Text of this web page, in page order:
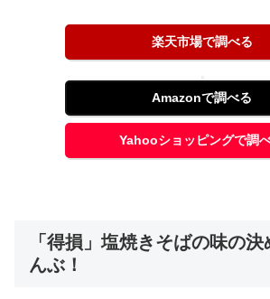
楽天市場で調べる
Amazonで調べる
Yahooショッピングで調
「得損」塩焼きそばの味の
んぶ！